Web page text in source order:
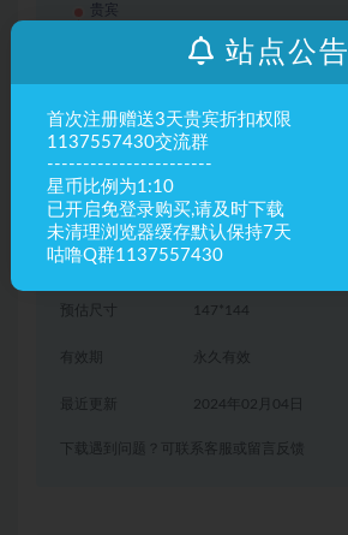
贵宾
立即购买
其他信息
存档坐标 tp -1055 27 -124
最佳使用版本 1.8-1.18
预估尺寸 147*144
有效期 永久有效
2024年02月04日
下载遇到问题？可联系客服或留言反馈
站点公告
首次注册赠送3天贵宾折扣权限
1137557430交流群
-----------------------
星币比例为1:10
已开启免登录购买,请及时下载
未清理浏览器缓存默认保持7天
咕噜Q群1137557430